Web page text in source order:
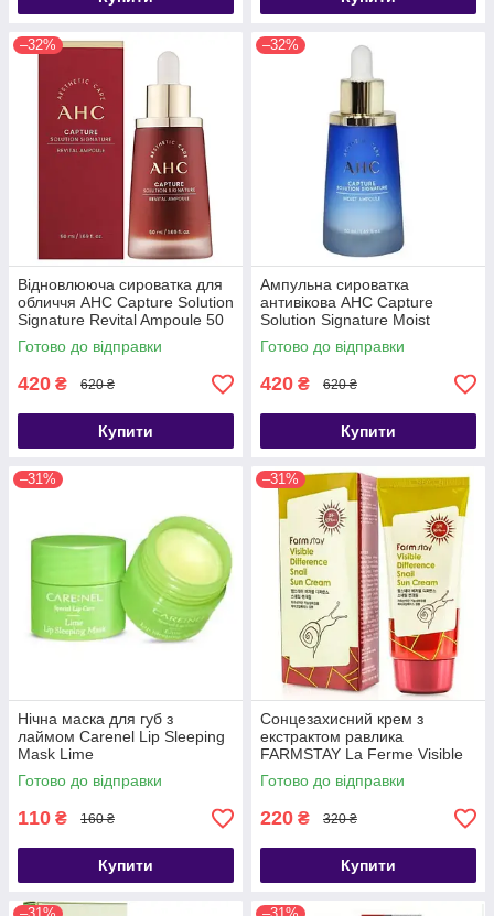
–32%
Відновлююча сироватка для
обличчя AHC Capture Solution
Signature Revital Ampoule 50
мл
Готово до відправки
420 ₴ 620 ₴
Купити
–32%
Ампульна сироватка
антивікова AHC Capture
Solution Signature Moist
Ampoule 50 мл
Готово до відправки
420 ₴ 620 ₴
Купити
–31%
Нічна маска для губ з
лаймом Carenel Lip Sleeping
Mask Lime
Готово до відправки
110 ₴ 160 ₴
Купити
–31%
Сонцезахисний крем з
екстрактом равлика
FARMSTAY La Ferme Visible
Difference Snail Sun Cream
SPF50 PA+++,70g
Готово до відправки
220 ₴ 320 ₴
Купити